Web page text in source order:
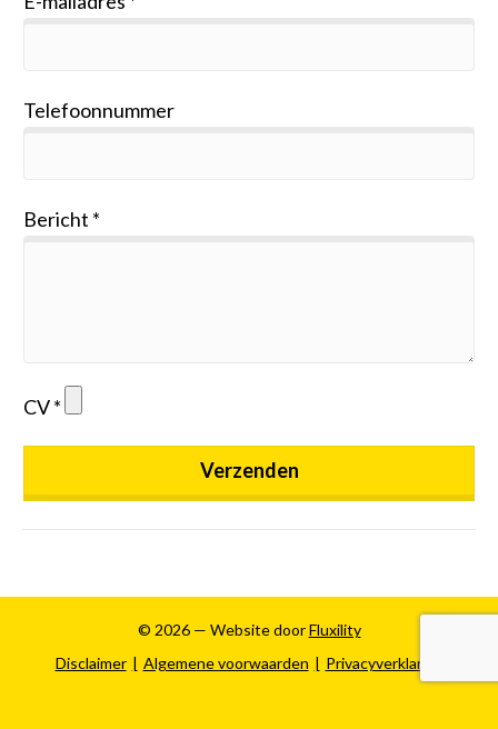
Telefoonnummer
Bericht
CV
Verzenden
© 2026 — Website doorFluxility
Disclaimer
Algemene voorwaarden Privacyverklaring